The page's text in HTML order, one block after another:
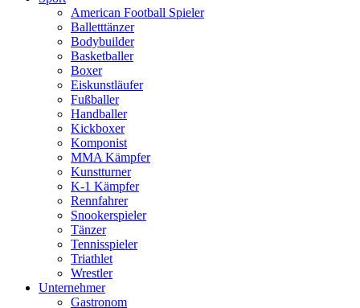
American Football Spieler
Balletttänzer
Bodybuilder
Basketballer
Boxer
Eiskunstläufer
Fußballer
Handballer
Kickboxer
Komponist
MMA Kämpfer
Kunstturner
K-1 Kämpfer
Rennfahrer
Snookerspieler
Tänzer
Tennisspieler
Triathlet
Wrestler
Unternehmer
Gastronom